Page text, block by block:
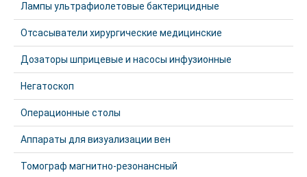
Лампы ультрафиолетовые бактерицидные
Отсасыватели хирургические медицинские
Дозаторы шприцевые и насосы инфузионные
Негатоскоп
Операционные столы
Аппараты для визуализации вен
Томограф магнитно-резонансный